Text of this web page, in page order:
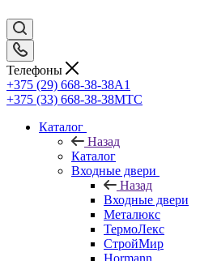
Телефоны
+375 (29) 668-38-38A1
+375 (33) 668-38-38МТС
Каталог
Назад
Каталог
Входные двери
Назад
Входные двери
Металюкс
ТермоЛекс
СтройМир
Hormann